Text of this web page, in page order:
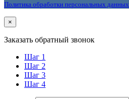
Политика обработки персональных данных
×
Заказать обратный звонок
Шаг 1
Шаг 2
Шаг 3
Шаг 4